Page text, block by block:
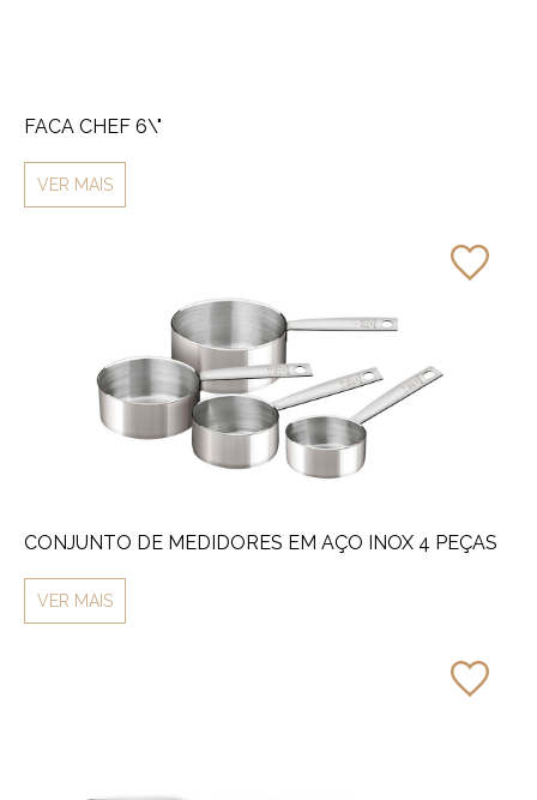
FACA CHEF 6\"
VER MAIS
CONJUNTO DE MEDIDORES EM AÇO INOX 4 PEÇAS
VER MAIS